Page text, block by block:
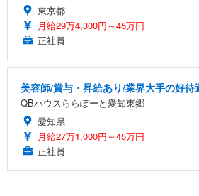
東京都
月給29万4,300円～45万円
正社員
美容師/賞与・昇給あり/業界大手の好待
QBハウスららぽーと愛知東郷
愛知県
月給27万1,000円～45万円
正社員